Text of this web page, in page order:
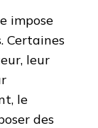
impose
Certaines
leur
le
des